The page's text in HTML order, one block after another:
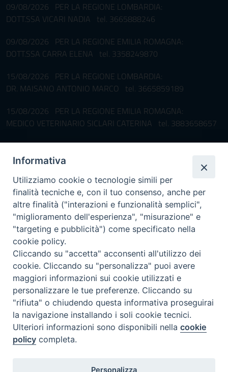
09/08/2026 PER LA REGIONE LOMBARDIA:
DOTT.SSA VICARI NADIA tel. 3665888246
09/08/2026 PER LA REGIONE EMILIA ROMAGNA:
DOTT.SSA CARRA ELENA tel. 3358249870
15/08/2026 PER LA REGIONE LOMBARDIA:
DR. MAISANO ANTONIO MARCO tel. 3665859189
15/08/2026 PER LA REGIONE EMILIA ROMAGNA:
MEDICO VETERINARIO SICLARI CATERINA tel. 3883658657
Il servizio di Pronta Disponibilità viene garantito per entrambe le
Regioni nelle giornate di sabato e nei giorni festivi: dalle 08.00
alle 20.00
Accompagnare il campione con la scheda di segnalazione caso
(Link alla Circolare)e la relativa modulistica
Per l'Emilia-Romagna :
Per la Lombardia :Link al Mod.Accompagnamento
08/08/2026 PER LA REGIONE LOMBARDIA:
DR. PAVONI ENRICO tel. 3391639372
08/08/2026 PER LA REGIONE EMILIA ROMAGNA:
DOTT.SSA TADDEI ROBERTA tel. 3312331005
Informativa
Utilizziamo cookie o tecnologie simili per
finalità tecniche e, con il tuo consenso, anche per
altre finalità ("interazioni e funzionalità semplici",
"miglioramento dell'esperienza", "misurazione" e
"targeting e pubblicità") come specificato nella
cookie policy.
Cliccando su "accetta" acconsenti all'utilizzo dei
cookie. Cliccando su "personalizza" puoi avere
maggiori informazioni sui cookie utilizzati e
personalizzare le tue preferenze. Cliccando su
"rifiuta" o chiudendo questa informativa proseguirai
la navigazione installando i soli cookie tecnici.
Ulteriori informazioni sono disponibili nellacookie
policy completa.
Personalizza